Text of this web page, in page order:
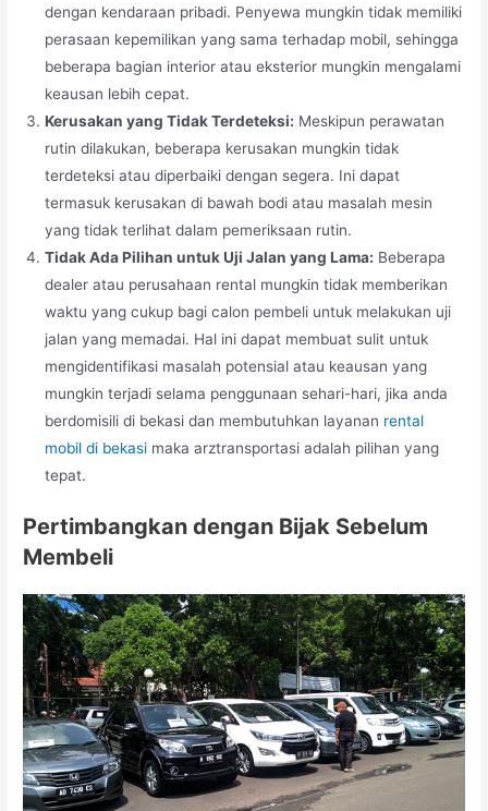
dengan kendaraan pribadi. Penyewa mungkin tidak memiliki
perasaan kepemilikan yang sama terhadap mobil, sehingga
beberapa bagian interior atau eksterior mungkin mengalami
keausan lebih cepat.
Kerusakan yang Tidak Terdeteksi: Meskipun perawatan
rutin dilakukan, beberapa kerusakan mungkin tidak
terdeteksi atau diperbaiki dengan segera. Ini dapat
termasuk kerusakan di bawah bodi atau masalah mesin
yang tidak terlihat dalam pemeriksaan rutin.
Tidak Ada Pilihan untuk Uji Jalan yang Lama: Beberapa
dealer atau perusahaan rental mungkin tidak memberikan
waktu yang cukup bagi calon pembeli untuk melakukan uji
jalan yang memadai. Hal ini dapat membuat sulit untuk
mengidentifikasi masalah potensial atau keausan yang
mungkin terjadi selama penggunaan sehari-hari, jika anda
berdomisili di bekasi dan membutuhkan layanan rental
mobil di bekasi maka arztransportasi adalah pilihan yang
tepat.
Pertimbangkan dengan Bijak Sebelum
Membeli